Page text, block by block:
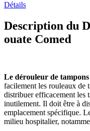
Détails
Description du
ouate Comed
Le dérouleur de
facilement les rouleaux de
distribuer efficacement les
inutilement. Il doit être à
emplacement spécifique.
milieu hospitalier,